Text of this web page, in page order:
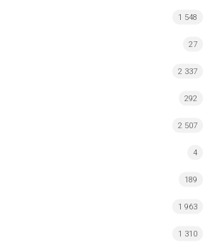
1 548
27
2 337
292
2 507
4
189
1 963
1 310